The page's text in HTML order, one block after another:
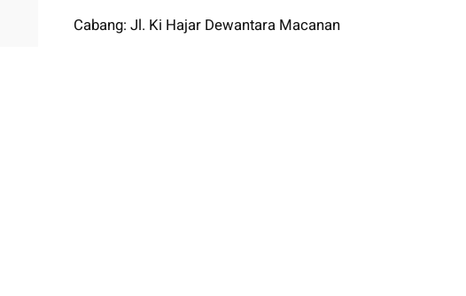
Cabang: Jl. Ki Hajar Dewantara Macanan